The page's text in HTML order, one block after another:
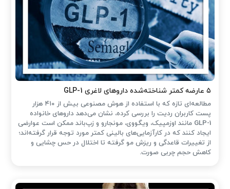
۵ عارضه کمتر شناخته‌شده داروهای لاغری GLP-1
مطالعه‌ای تازه که با استفاده از هوش مصنوعی بیش از ۴۱۰ هزار
پست کاربران ردیت را بررسی کرده، نشان می‌دهد داروهای خانواده
GLP-1 مانند اوزمپیک، ویگووی، مونجارو و زپ‌باند ممکن است عوارضی
ایجاد کنند که در کارآزمایی‌های بالینی کمتر مورد توجه قرار گرفته‌اند؛
از تغییرات قاعدگی و ریزش مو گرفته تا اختلال در حس چشایی و
کاهش حجم چربی صورت.